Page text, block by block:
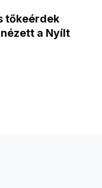
tőkeérdek
a Nyílt